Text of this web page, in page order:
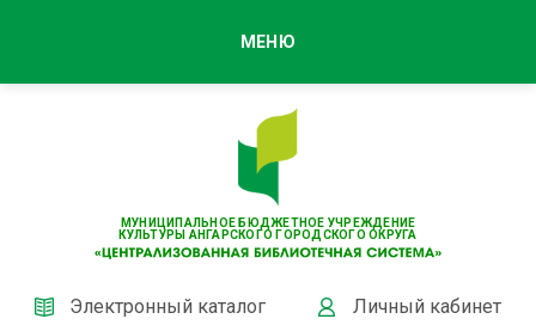
МУНИЦИПАЛЬНОЕ БЮДЖЕТНОЕ УЧРЕЖДЕНИЕ
КУЛЬТУРЫ АНГАРСКОГО ГОРОДСКОГО ОКРУГА
Электронный каталог Личный кабинет
МЕНЮ